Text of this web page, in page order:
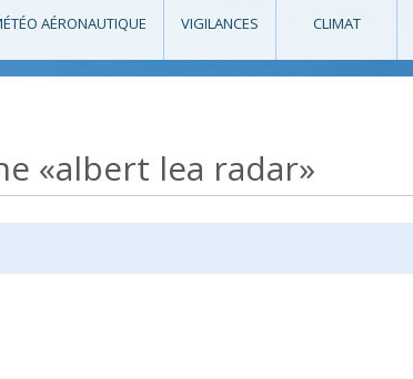
AÉRONAUTIQUE VIGILANCES CLIMAT
«albert lea radar»